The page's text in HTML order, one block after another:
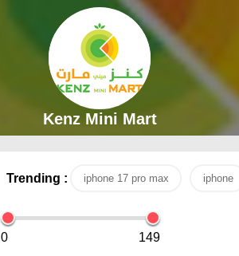
Kenz Mini Mart
Trending : iphone 17 pro max iphone
0 149